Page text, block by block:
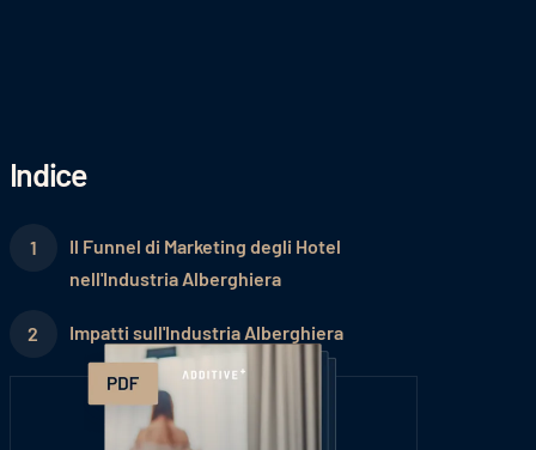
Indice
Il Funnel di Marketing degli Hotel
nell'Industria Alberghiera
Impatti sull'Industria Alberghiera